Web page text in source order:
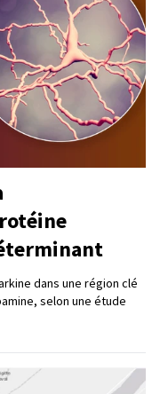
dans une région clé
selon une étude